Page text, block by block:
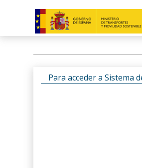
Para acceder a Sistema